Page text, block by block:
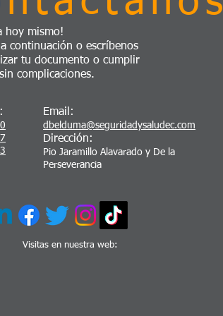
Email:
dbelduma@seguridadysaludec.com
Dirección:
Pio Jaramillo Alavarado y De la
Perseverancia
Visitas en nuestra web:
hoy mismo!
continuación o escríbenos
tu documento o cumplir
complicaciones.